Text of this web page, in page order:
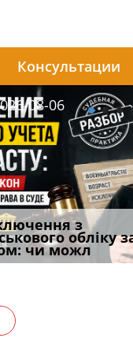
на яких не
пер
08-04
за іншою
нов
Консультации
08-06
з
обліку
чи можл
2026-07-30
ААС
що
скас